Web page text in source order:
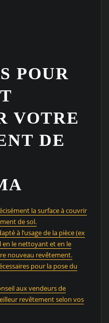
POUR
VOTRE
DE
la surface à couvrir
de sol.
à l’usage de la pièce (ex
en le nettoyant et en le
nouveau revêtement.
pour la pose du
aux vendeurs de
revêtement selon vos